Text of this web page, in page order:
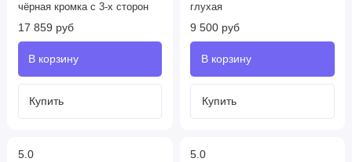
чёрная кромка с 3-х сторон
17 859 руб
глухая
9 500 руб
5.0 5.0